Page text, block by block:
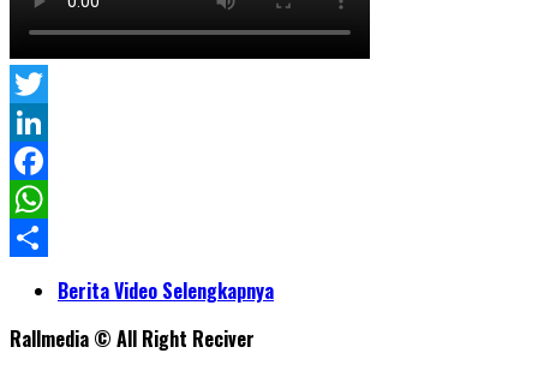
Twitter
LinkedIn
Facebook
WhatsApp
ShareBerita Video Selengkapnya
Rallmedia © All Right Reciver